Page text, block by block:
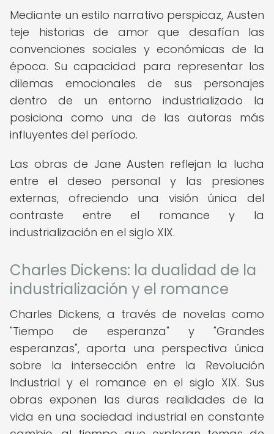
Mediante un estilo narrativo perspicaz, Austen
teje historias de amor que desafían las
convenciones sociales y económicas de la
época. Su capacidad para representar los
dilemas emocionales de sus personajes
dentro de un entorno industrializado la
posiciona como una de las autoras más
influyentes del período.
Las obras de Jane Austen reflejan la lucha
entre el deseo personal y las presiones
externas, ofreciendo una visión única del
contraste entre el romance y la
industrialización en el siglo XIX.
Charles Dickens: la dualidad de la
industrialización y el romance
Charles Dickens, a través de novelas como
"Tiempo de esperanza" y "Grandes
esperanzas", aporta una perspectiva única
sobre la intersección entre la Revolución
Industrial y el romance en el siglo XIX. Sus
obras exponen las duras realidades de la
vida en una sociedad industrial en constante